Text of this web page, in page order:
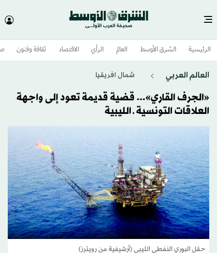
الرئيسية الشرق الأوسط​ العالم الرأي الاقتصاد ثقافة وفنون
العالم العربي شمال افريقيا
«الجرف القاري»... قضية قديمة تعود إلى واجهة
العلاقات التونسية ـ الليبية
حقل البوري النفطي الليبي (أرشيفية من رويترز)